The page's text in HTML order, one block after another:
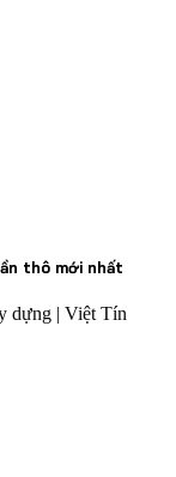
thô mới nhất